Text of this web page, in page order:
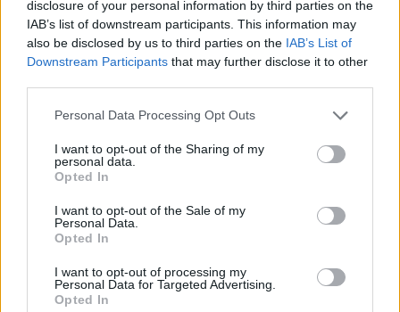
disclosure of your personal information by third parties on the
IAB’s list of downstream participants. This information may
also be disclosed by us to third parties on the IAB’s List of
Downstream Participants that may further disclose it to other
Personal Data Processing Opt Outs
I want to opt-out of the Sharing of my
personal data.
Opted In
I want to opt-out of the Sale of my
Personal Data.
Opted In
I want to opt-out of processing my
Personal Data for Targeted Advertising.
Opted In
ainda o papel estratégico da náutica de recreio e da
valorização das frentes ribeirinhas no desenvolvimento
económico regional, criação de emprego e
Victoria Calderon